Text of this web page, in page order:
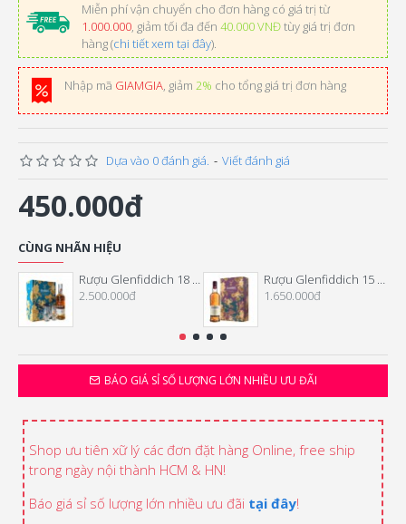
Miễn phí vận chuyển cho đơn hàng có giá trị từ
1.000.000, giảm tối đa đến 40.000 VNĐtùy giá trị đơn
hàng (chi tiết xem tại đây).
Nhập mã GIAMGIA, giảm 2% cho tổng giá trị đơn hàng
Dựa vào 0 đánh giá. - Viết đánh giá
450.000đ
BÁO GIÁ SỈ SỐ LƯỢNG LỚN NHIỀU ƯU ĐÃI
CÙNG NHÃN HIỆU
Rượu Glenfiddich 18 Năm Hộp Quà Tết 2026
2.500.000đ
Rượu Glenfiddich 15 Năm Hộp Quà Tết 2026
1.650.000đ
Shop ưu tiên xữ lý các đơn đặt hàng Online, free ship
trong ngày nội thành HCM & HN!
Báo giá sỉ số lượng lớn nhiều ưu đãi tại đây!